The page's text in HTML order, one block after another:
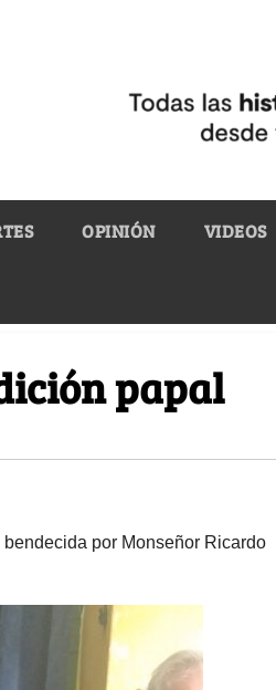
OPINIÓN VIDEOS
papal
por Monseñor Ricardo